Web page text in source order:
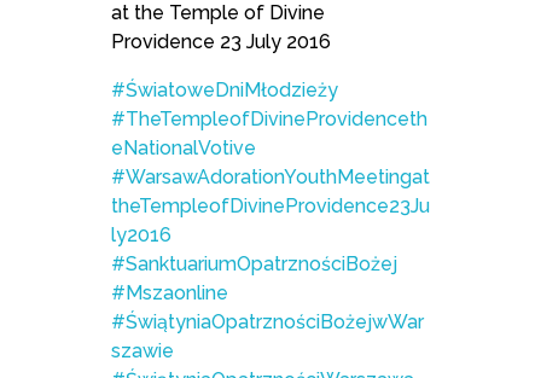
at the Temple of Divine
Providence 23 July 2016
#ŚwiatoweDniMłodzieży
#TheTempleofDivineProvidenceth
eNationalVotive
#WarsawAdorationYouthMeetingat
theTempleofDivineProvidence23Ju
ly2016
#SanktuariumOpatrznościBożej
#Mszaonline
#ŚwiątyniaOpatrznościBożejwWar
szawie